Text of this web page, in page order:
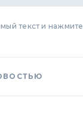
текст и нажмите